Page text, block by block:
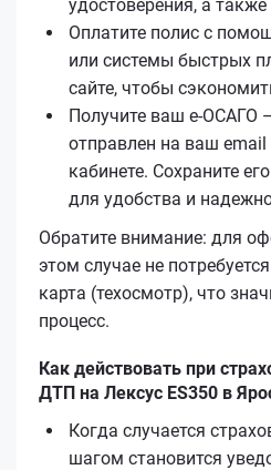
удостоверения, а
Оплатите полис с
или системы быстрых
сайте, чтобы
Получите ваш е‑ОСАГО
отправлен на ваш
кабинете. Сохраните
для удобства и
Обратите внимание: для
этом случае не
карта (техосмотр), что
процесс.
Как действовать при
ДТП на Лексус ES350 в
Когда случается
шагом становится